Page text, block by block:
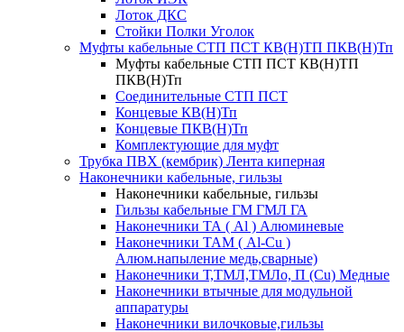
Лоток ДКС
Стойки Полки Уголок
Муфты кабельные СТП ПСТ КВ(Н)ТП ПКВ(Н)Тп
Муфты кабельные СТП ПСТ КВ(Н)ТП
ПКВ(Н)Тп
Соединительные СТП ПСТ
Концевые КВ(Н)Тп
Концевые ПКВ(Н)Тп
Комплектующие для муфт
Трубка ПВХ (кембрик) Лента киперная
Наконечники кабельные, гильзы
Наконечники кабельные, гильзы
Гильзы кабельные ГМ ГМЛ ГА
Наконечники ТА ( Al ) Алюминевые
Наконечники ТАМ ( Al-Cu )
Алюм.напыление медь,сварные)
Наконечники Т,ТМЛ,ТМЛо, П (Cu) Медные
Наконечники втычные для модульной
аппаратуры
Наконечники вилочковые,гильзы